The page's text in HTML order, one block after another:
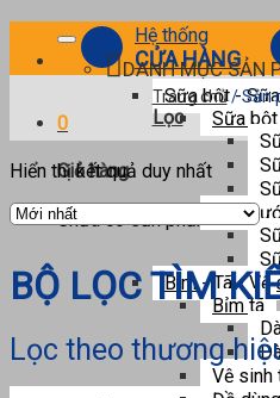
Hệ thống
CỬA HÀNG
0
Giỏ hàng
Chưa có sản phẩm trong
DANH MỤC SẢN
Sữa bột -
Sữa bột
Sữa
Bỉm - Tã - Vệ
Bỉm tã
Vệ sinh
Trang chủ /Sản
Lọc
Sản phẩm được gắn
Lọc
Hiển thị kết quả duy nhất
BỘ LỌC TÌM
Lọc theo thương